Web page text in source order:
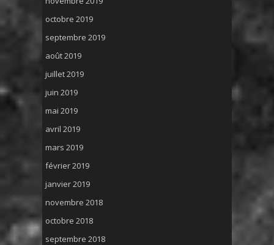
octobre 2019
septembre 2019
août 2019
juillet 2019
juin 2019
mai 2019
avril 2019
mars 2019
février 2019
janvier 2019
novembre 2018
octobre 2018
septembre 2018